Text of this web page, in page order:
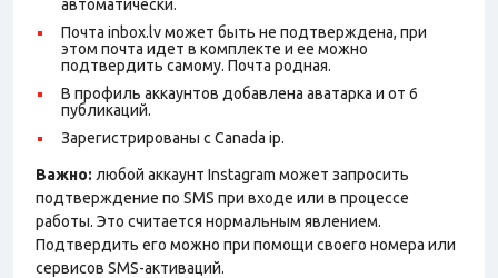
автоматически.
Почта inbox.lv может быть не подтверждена, при
этом почта идет в комплекте и ее можно
подтвердить самому. Почта родная.
В профиль аккаунтов добавлена аватарка и от 6
публикаций.
Зарегистрированы с Canada ip.
Важно: любой аккаунт Instagram может запросить
подтверждение по SMS при входе или в процессе
работы. Это считается нормальным явлением.
Подтвердить его можно при помощи своего номера или
сервисов SMS-активаций.